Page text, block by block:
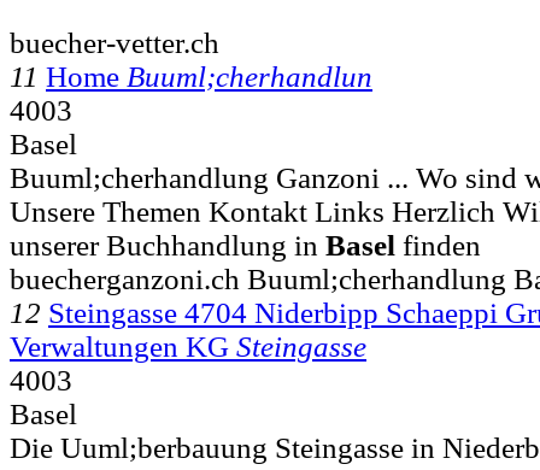
buecher-vetter.ch
11 Home Buuml;cherhandlun
4003
Basel
Buuml;cherhandlung Ganzoni ... Wo sind
Unsere Themen Kontakt Links Herzlich
unserer Buchhandlung in Basel finden
buecherganzoni.ch Buuml;cherhandlung
12 Steingasse 4704 Niderbipp Schaeppi
Verwaltungen KG Steingasse
4003
Basel
Die Uuml;berbauung Steingasse in